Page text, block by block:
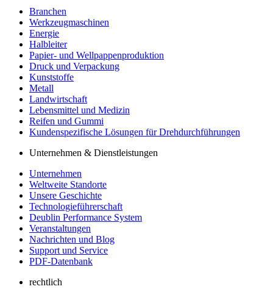
Branchen
Werkzeugmaschinen
Energie
Halbleiter
Papier- und Wellpappenproduktion
Druck und Verpackung
Kunststoffe
Metall
Landwirtschaft
Lebensmittel und Medizin
Reifen und Gummi
Kundenspezifische Lösungen für Drehdurchführungen
Unternehmen & Dienstleistungen
Unternehmen
Weltweite Standorte
Unsere Geschichte
Technologieführerschaft
Deublin Performance System
Veranstaltungen
Nachrichten und Blog
Support und Service
PDF-Datenbank
rechtlich